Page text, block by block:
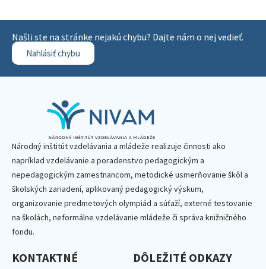
Našli ste na stránke nejakú chybu? Dajte nám o nej vedieť.
Nahlásiť chybu
Národný inštitút vzdelávania a mládeže realizuje činnosti ako
napríklad vzdelávanie a poradenstvo pedagogickým a
nepedagogickým zamestnancom, metodické usmerňovanie škôl a
školských zariadení, aplikovaný pedagogický výskum,
organizovanie predmetových olympiád a súťaží, externé testovanie
na školách, neformálne vzdelávanie mládeže či správa knižničného
fondu.
KONTAKTNÉ
DÔLEŽITÉ ODKAZY